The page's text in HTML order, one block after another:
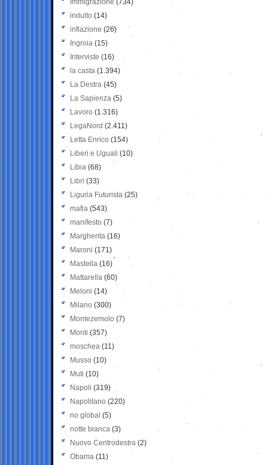
Immigrazione (734)
indulto (14)
inflazione (26)
Ingroia (15)
Interviste (16)
la casta (1.394)
La Destra (45)
La Sapienza (5)
Lavoro (1.316)
LegaNord (2.411)
Letta Enrico (154)
Liberi e Uguali (10)
Libia (68)
Libri (33)
Liguria Futurista (25)
mafia (543)
manifesto (7)
Margherita (16)
Maroni (171)
Mastella (16)
Mattarella (60)
Meloni (14)
Milano (300)
Montezemolo (7)
Monti (357)
moschea (11)
Musso (10)
Muti (10)
Napoli (319)
Napolitano (220)
no global (5)
notte bianca (3)
Nuovo Centrodestra (2)
Obama (11)